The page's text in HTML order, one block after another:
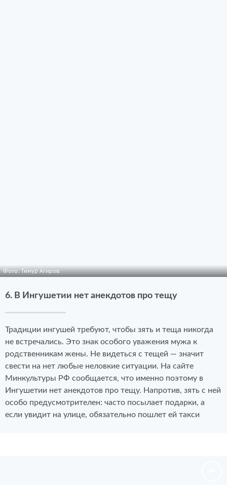
Фото: Тимур Агиров
6. В Ингушетии нет анекдотов про тещу
Традиции ингушей требуют, чтобы зять и теща никогда
не встречались. Это знак особого уважения мужа к
родственникам жены. Не видеться с тещей — значит
свести на нет любые неловкие ситуации. На сайте
Минкультуры РФ сообщается, что именно поэтому в
Ингушетии нет анекдотов про тещу. Напротив, зять с ней
особо предусмотрителен: часто посылает подарки, а
если увидит на улице, обязательно пошлет ей такси